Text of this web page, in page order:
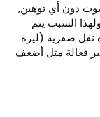
دون أي توهين,
السبب يتم
صفرية (ليرة
فعالة مثل أضعف